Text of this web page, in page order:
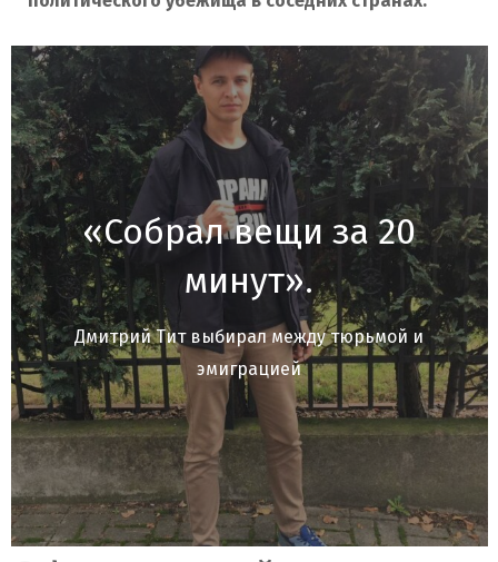
«Собрал вещи за 20
минут».
Дмитрий Тит выбирал между тюрьмой и
эмиграцией